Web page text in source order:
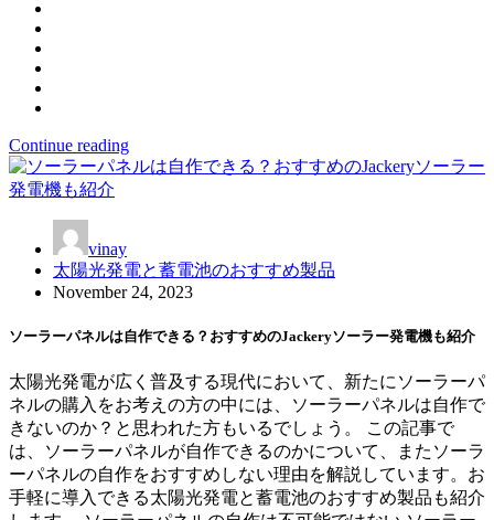
Continue reading
vinay
太陽光発電と蓄電池のおすすめ製品
November 24, 2023
ソーラーパネルは自作できる？おすすめのJackeryソーラー発電機も紹介
太陽光発電が広く普及する現代において、新たにソーラーパ
ネルの購入をお考えの方の中には、ソーラーパネルは自作で
きないのか？と思われた方もいるでしょう。 この記事で
は、ソーラーパネルが自作できるのかについて、またソーラ
ーパネルの自作をおすすめしない理由を解説しています。お
手軽に導入できる太陽光発電と蓄電池のおすすめ製品も紹介